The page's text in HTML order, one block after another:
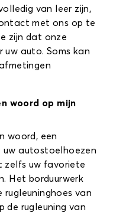
van leer zijn,
met ons op te
zijn dat onze
uw auto. Soms kan
woord op mijn
woord, een
autostoelhoezen
zelfs uw favoriete
Het borduurwerk
van
de rugleuning van